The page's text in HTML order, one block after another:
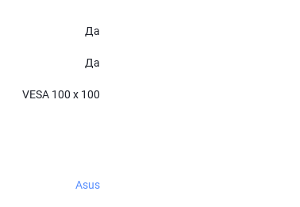
Да
Да
VESA 100 x 100
Asus